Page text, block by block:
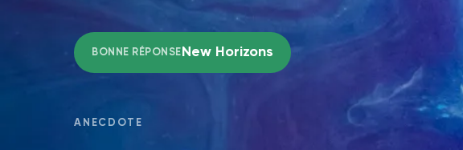
BONNE RÉPONSE New Horizons
ANECDOTE